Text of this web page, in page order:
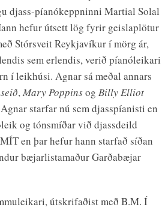
djass-píanókeppninni Martial Solal
hefur útsett lög fyrir geislaplötur
Stórsveit Reykjavíkur í mörg ár,
sem erlendis, verið píanóleikari
í leikhúsi. Agnar sá meðal annars
,Mary Poppinsog Billy Elliot
starfar nú sem djasspíanisti en
og tónsmíðar við djassdeild
en þar hefur hann starfað síðan
bæjarlistamaður Garðabæjar
útskrifaðist með B.M. Í